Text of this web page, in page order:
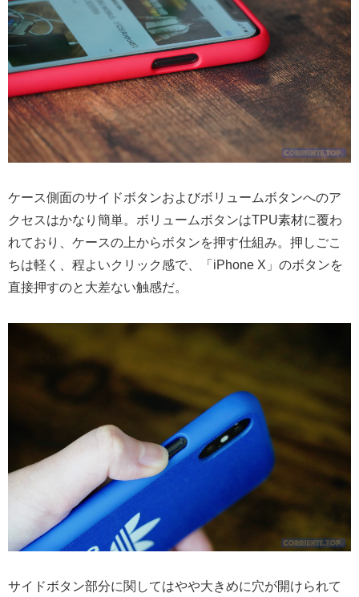
ケース側面のサイドボタンおよびボリュームボタンへのア
クセスはかなり簡単。ボリュームボタンはTPU素材に覆わ
れており、ケースの上からボタンを押す仕組み。押しごこ
ちは軽く、程よいクリック感で、「iPhone X」のボタンを
直接押すのと大差ない触感だ。
サイドボタン部分に関してはやや大きめに穴が開けられて